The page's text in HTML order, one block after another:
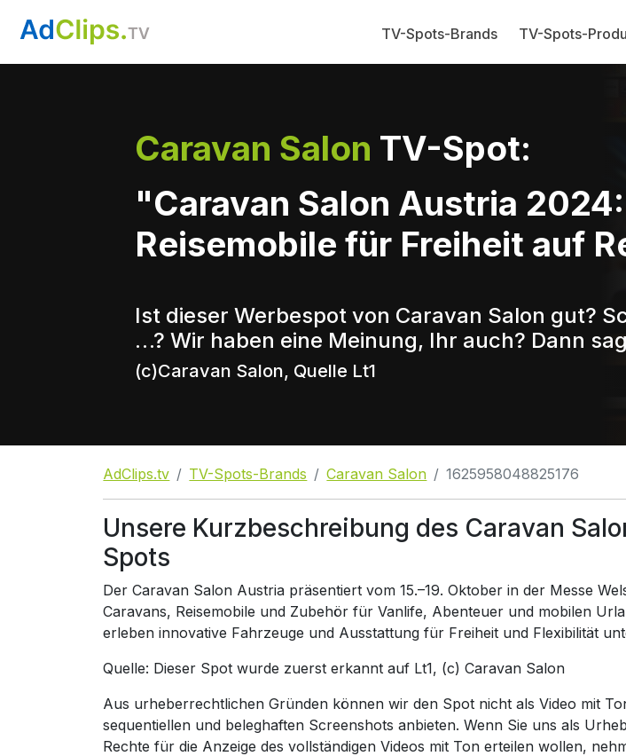
TV-Spots-Brands TV-Spots-
Caravan Salon TV-Spot:
"Caravan Salon Austria
Reisemobile für Freiheit auf
Ist dieser Werbespot von Caravan Salon gut?
…? Wir haben eine Meinung, Ihr auch? Dann
(c)Caravan Salon, Quelle Lt1
AdClips.tv TV-Spots-Brands Caravan Salon 1625958048825176
Unsere Kurzbeschreibung des Caravan
Spots
Der Caravan Salon Austria präsentiert vom 15.–19. Oktober in der Messe
Caravans, Reisemobile und Zubehör für Vanlife, Abenteuer und mobilen
erleben innovative Fahrzeuge und Ausstattung für Freiheit und Flexibilität
Quelle: Dieser Spot wurde zuerst erkannt auf Lt1, (c) Caravan Salon
Aus urheberrechtlichen Gründen können wir den Spot nicht als Video mit
sequentiellen und beleghaften Screenshots anbieten. Wenn Sie uns als
Rechte für die Anzeige des vollständigen Videos mit Ton erteilen wollen,